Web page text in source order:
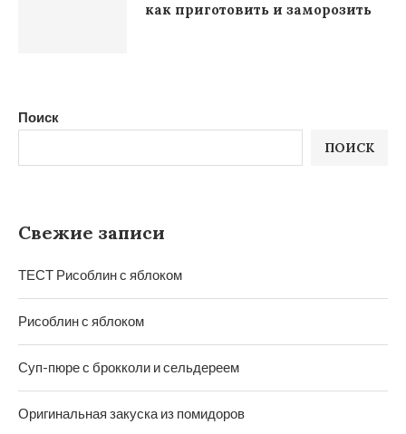
Поиск
ПОИСК
Свежие записи
ТЕСТ Рисоблин с яблоком
Рисоблин с яблоком
Суп-пюре с брокколи и сельдереем
Оригинальная закуска из помидоров
как приготовить и заморозить